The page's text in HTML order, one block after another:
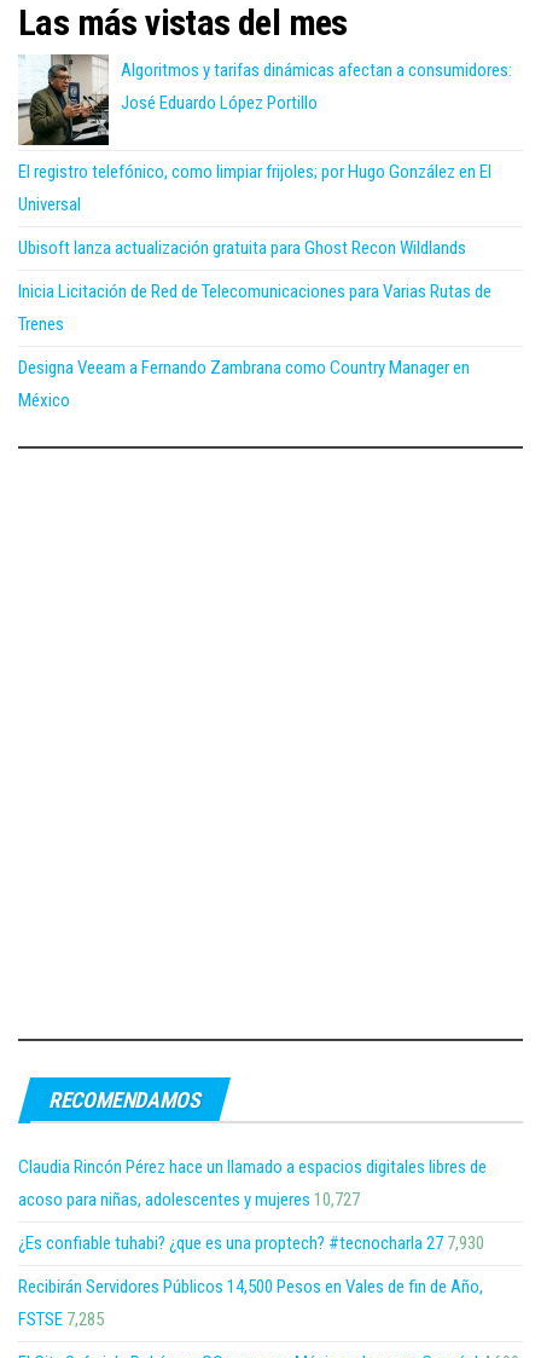
Las más vistas del mes
Algoritmos y tarifas dinámicas afectan a consumidores:
José Eduardo López Portillo
El registro telefónico, como limpiar frijoles; por Hugo González en El
Universal
Ubisoft lanza actualización gratuita para Ghost Recon Wildlands
Inicia Licitación de Red de Telecomunicaciones para Varias Rutas de
Trenes
Designa Veeam a Fernando Zambrana como Country Manager en
México
RECOMENDAMOS
Claudia Rincón Pérez hace un llamado a espacios digitales libres de
acoso para niñas, adolescentes y mujeres 10,727
¿Es confiable tuhabi? ¿que es una proptech? #tecnocharla 27 7,930
Recibirán Servidores Públicos 14,500 Pesos en Vales de fin de Año,
FSTSE 7,285